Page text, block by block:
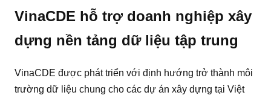
VinaCDE hỗ trợ doanh nghiệp xây
dựng nền tảng dữ liệu tập trung
VinaCDE được phát triển với định hướng trở thành môi
trường dữ liệu chung cho các dự án xây dựng tại Việt